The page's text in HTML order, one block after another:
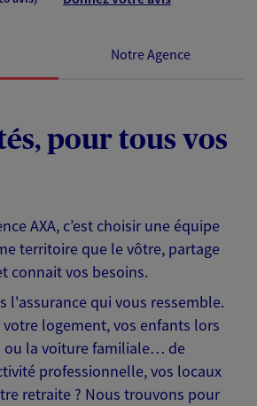
Notre Agence
pour tous vos
AXA, c’est choisir une équipe
territoire que le vôtre, partage
connait vos besoins.
l'assurance qui vous ressemble.
logement, vos enfants lors
ou la voiture familiale… de
professionnelle, vos locaux
retraite ? Nous trouvons pour